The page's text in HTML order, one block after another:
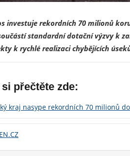
investuje rekordních 70 milionů
standardní dotační výzvy k
k rychlé realizaci chybějících
přečtěte zde:
kraj nasype rekordních 70 milionů